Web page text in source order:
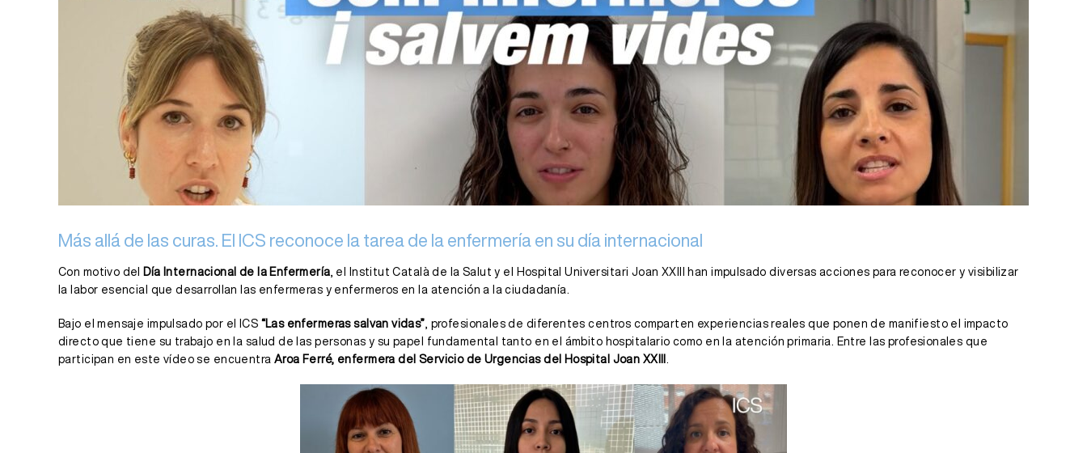
Más allá de las curas. El ICS reconoce la tarea de la enfermería en su día internacional
Con motivo del Día Internacional de la Enfermería , el Institut Català de la Salut y el Hospital Universitari Joan XXIII han impulsado diversas acciones para reconocer y visibilizar
la labor esencial que desarrollan las enfermeras y enfermeros en la atención a la ciudadanía.
Bajo el mensaje impulsado por el ICS “Las enfermeras salvan vidas” , profesionales de diferentes centros comparten experiencias reales que ponen de manifiesto el impacto
directo que tiene su trabajo en la salud de las personas y su papel fundamental tanto en el ámbito hospitalario como en la atención primaria. Entre las profesionales que
participan en este vídeo se encuentra Aroa Ferré, enfermera del Servicio de Urgencias del Hospital Joan XXIII